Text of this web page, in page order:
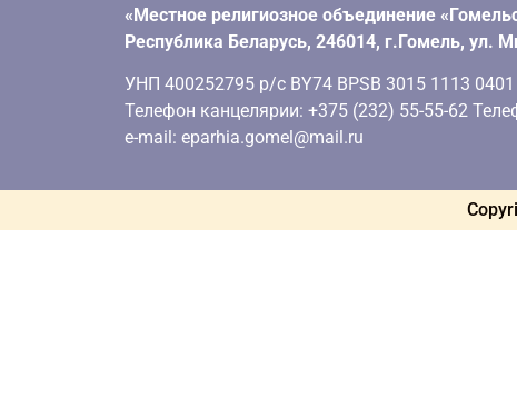
«Местное религиозное объединение
Республика Беларусь, 246014, г.Гомель, ул.
УНП 400252795 р/с BY74 BPSB 3015 1113
Телефон канцелярии: +375 (232) 55-55-62
e-mail: eparhia.gomel@mail.ru